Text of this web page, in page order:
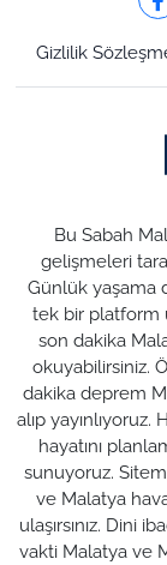
Gizlilik
Bu Sabah
gelişmeleri
Günlük yaşama
tek bir platform
son dakika
okuyabilirsiniz.
dakika deprem
alıp yayınlıyoruz.
hayatını
sunuyoruz.
ve Malatya
ulaşırsınız. Dini
vakti Malatya ve